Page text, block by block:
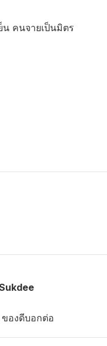
น คนจายเป็นมิตร
ของดีบอกต่อ